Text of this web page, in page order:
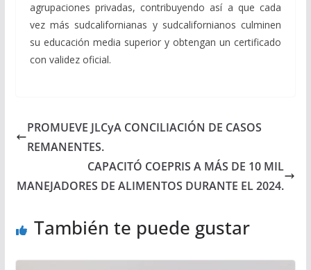
agrupaciones privadas, contribuyendo así a que cada
vez más sudcalifornianas y sudcalifornianos culminen
su educación media superior y obtengan un certificado
con validez oficial.
PROMUEVE JLCyA CONCILIACIÓN DE CASOS
REMANENTES.
CAPACITÓ COEPRIS A MÁS DE 10 MIL
MANEJADORES DE ALIMENTOS DURANTE EL 2024.
También te puede gustar